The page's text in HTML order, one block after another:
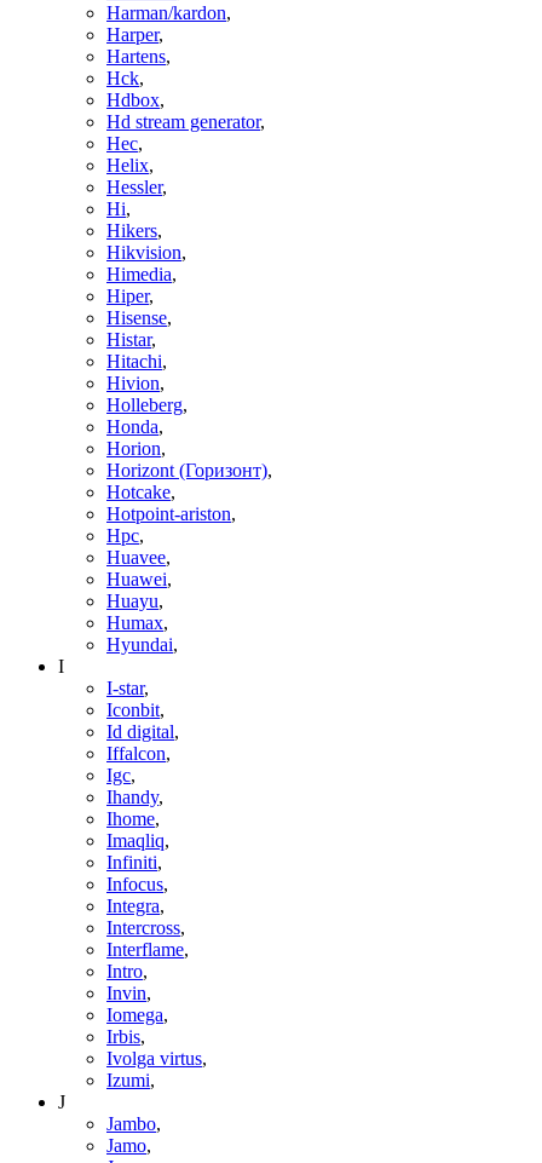
Harman/kardon,
Harper,
Hartens,
Hck,
Hdbox,
Hd stream generator,
Hec,
Helix,
Hessler,
Hi,
Hikers,
Hikvision,
Himedia,
Hiper,
Hisense,
Histar,
Hitachi,
Hivion,
Holleberg,
Honda,
Horion,
Horizont (Горизонт),
Hotcake,
Hotpoint-ariston,
Hpc,
Huavee,
Huawei,
Huayu,
Humax,
Hyundai,
I
I-star,
Iconbit,
Id digital,
Iffalcon,
Igc,
Ihandy,
Ihome,
Imaqliq,
Infiniti,
Infocus,
Integra,
Intercross,
Interflame,
Intro,
Invin,
Iomega,
Irbis,
Ivolga virtus,
Izumi,
J
Jambo,
Jamo,